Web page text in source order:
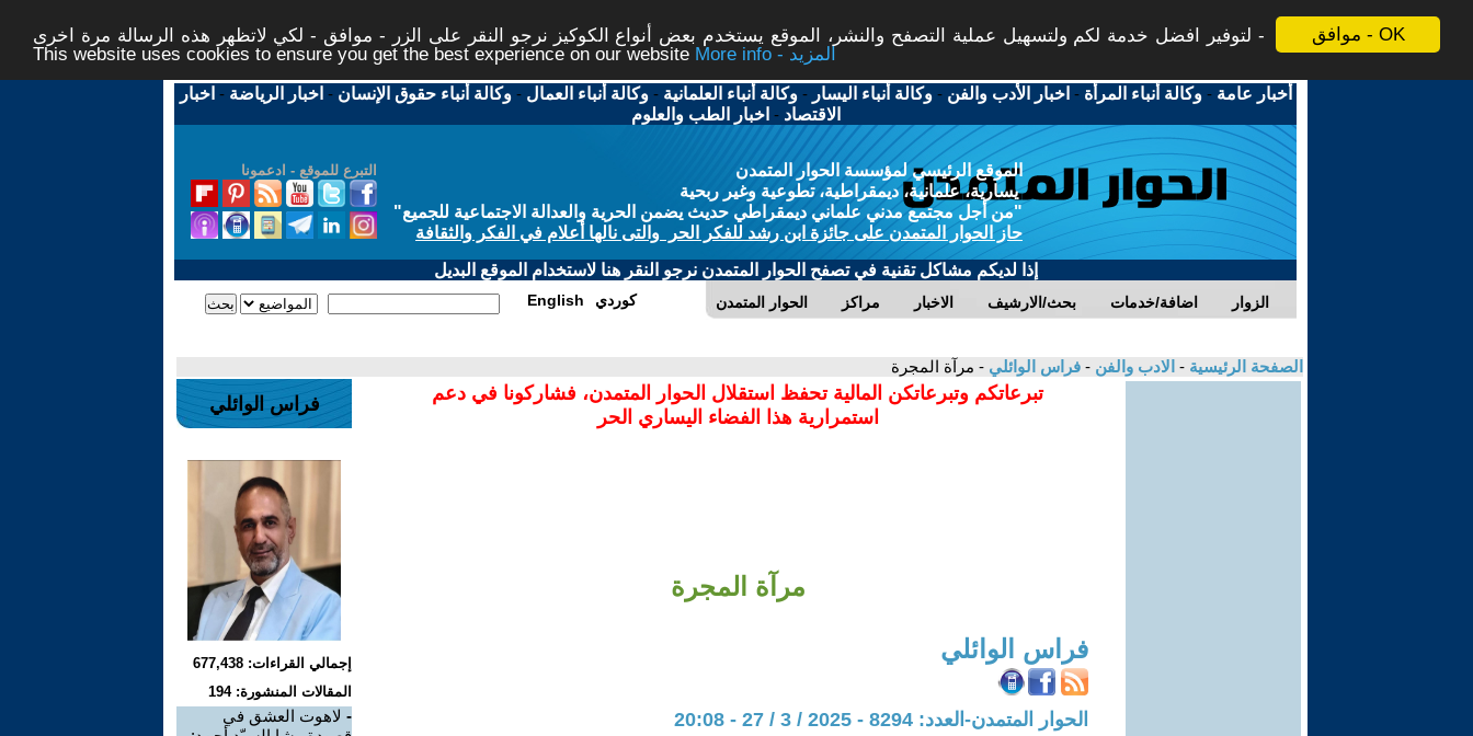
موافق - OK
لتوفير افضل خدمة لكم ولتسهيل عملية التصفح والنشر، الموقع يستخدم بعض أنواع الكوكيز نرجو النقر على الزر - موافق - لكي لاتظهر هذه الرسالة مرة اخرى -
This website uses cookies to ensure you get the best experience on our website
More info - المزيد
أخبار عامة -وكالة أنباء المرأة - اخبار الأدب والفن -وكالة أنباء اليسار -وكالة أنباء العلمانية -وكالة أنباء العمال -وكالة أنباء حقوق الإنسان - اخبار الرياضة - اخبار
الاقتصاد - اخبار الطب والعلوم
التبرع للموقع - ادعمونا
الموقع الرئيسي لمؤسسة الحوار المتمدن
يسارية، علمانية، ديمقراطية، تطوعية وغير ربحية
"من أجل مجتمع مدني علماني ديمقراطي حديث يضمن الحرية والعدالة الاجتماعية للجميع"
حاز الحوار المتمدن على جائزة ابن رشد للفكر الحر والتى نالها أعلام في الفكر والثقافة
إذا لديكم مشاكل تقنية في تصفح الحوار المتمدن نرجو النقر هنا لاستخدام الموقع البديل
الحوار المتمدن مراكز الاخبار بحث/الارشيف اضافة/خدمات الزوار English كوردي
الصفحة الرئيسية - الادب والفن - فراس الوائلي - مرآة المجرة
تبرعاتكم وتبرعاتكن المالية تحفظ استقلال الحوار المتمدن، فشاركونا في دعم
استمرارية هذا الفضاء اليساري الحر
مرآة المجرة
فراس الوائلي
الحوار المتمدن-العدد: 8294 - 2025 / 3 / 27 - 20:08
فراس الوائلي
إجمالي القراءات: 677,438
المقالات المنشورة: 194
- لاهوت العشق في